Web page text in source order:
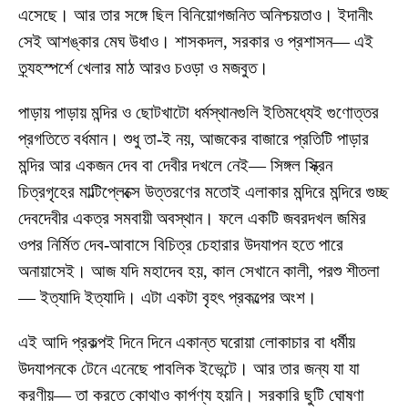
এসেছে। আর তার সঙ্গে ছিল বিনিয়োগজনিত অনিশ্চয়তাও। ইদানীং
সেই আশঙ্কার মেঘ উধাও। শাসকদল, সরকার ও প্রশাসন— এই
ত্র্যহস্পর্শে খেলার মাঠ আরও চওড়া ও মজবুত।
পাড়ায় পাড়ায় মন্দির ও ছোটখাটো ধর্মস্থানগুলি ইতিমধ্যেই গুণোত্তর
প্রগতিতে বর্ধমান। শুধু তা-ই নয়, আজকের বাজারে প্রতিটি পাড়ার
মন্দির আর একজন দেব বা দেবীর দখলে নেই— সিঙ্গল স্ক্রিন
চিত্রগৃহের মাল্টিপ্লেক্সে উত্তরণের মতোই এলাকার মন্দিরে মন্দিরে গুচ্ছ
দেবদেবীর একত্র সমবায়ী অবস্থান। ফলে একটি জবরদখল জমির
ওপর নির্মিত দেব-আবাসে বিচিত্র চেহারার উদযাপন হতে পারে
অনায়াসেই। আজ যদি মহাদেব হয়, কাল সেখানে কালী, পরশু শীতলা
— ইত্যাদি ইত্যাদি। এটা একটা বৃহৎ প্রকল্পের অংশ।
এই আদি প্রকল্পই দিনে দিনে একান্ত ঘরোয়া লোকাচার বা ধর্মীয়
উদযাপনকে টেনে এনেছে পাবলিক ইভেন্টে। আর তার জন্য যা যা
করণীয়— তা করতে কোথাও কার্পণ্য হয়নি। সরকারি ছুটি ঘোষণা